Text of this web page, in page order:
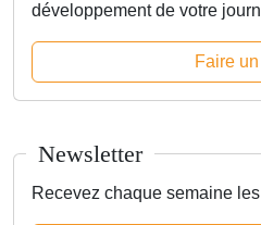
développement de votre
Faire
Newsletter
Recevez chaque semaine